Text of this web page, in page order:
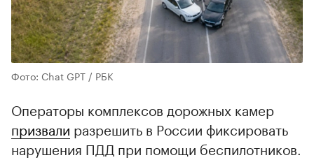
Фото: Chat GPT / РБК
Операторы комплексов дорожных камер
призвали разрешить в России фиксировать
нарушения ПДД при помощи беспилотников.